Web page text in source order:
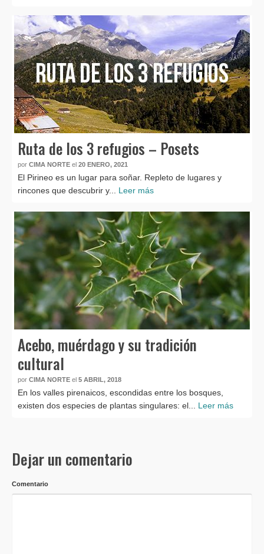
Ruta de los 3 refugios – Posets
por CIMA NORTE el 20 ENERO, 2021
El Pirineo es un lugar para soñar. Repleto de lugares y
rincones que descubrir y... Leer más
Acebo, muérdago y su tradición
cultural
por CIMA NORTE el 5 ABRIL, 2018
En los valles pirenaicos, escondidas entre los bosques,
existen dos especies de plantas singulares: el... Leer más
Dejar un comentario
Comentario